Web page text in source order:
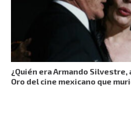
¿Quién era Armando Silvestre,
Oro del cine mexicano que